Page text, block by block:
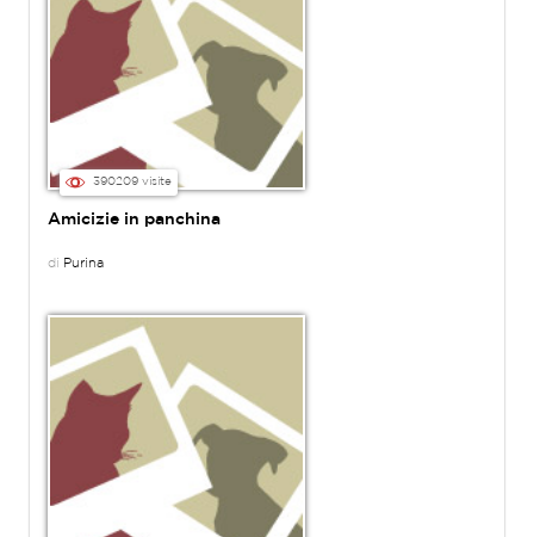
390209 visite
Amicizie in panchina
di Purina